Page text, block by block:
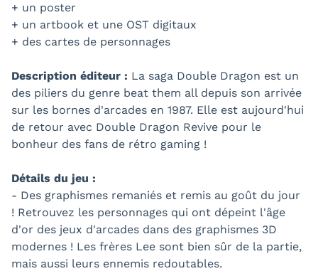
+ un poster
+ un artbook et une OST digitaux
+ des cartes de personnages
Description éditeur : La saga Double Dragon est un
des piliers du genre beat them all depuis son arrivée
sur les bornes d'arcades en 1987. Elle est aujourd'hui
de retour avec Double Dragon Revive pour le
bonheur des fans de rétro gaming !
Détails du jeu :
- Des graphismes remaniés et remis au goût du jour
! Retrouvez les personnages qui ont dépeint l'âge
d'or des jeux d'arcades dans des graphismes 3D
modernes ! Les frères Lee sont bien sûr de la partie,
mais aussi leurs ennemis redoutables.